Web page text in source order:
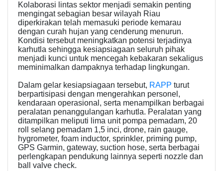
Kolaborasi lintas sektor menjadi semakin penting
mengingat sebagian besar wilayah Riau
diperkirakan telah memasuki periode kemarau
dengan curah hujan yang cenderung menurun.
Kondisi tersebut meningkatkan potensi terjadinya
karhutla sehingga kesiapsiagaan seluruh pihak
menjadi kunci untuk mencegah kebakaran sekaligus
meminimalkan dampaknya terhadap lingkungan.
Dalam gelar kesiapsiagaan tersebut, RAPP turut
berpartisipasi dengan mengerahkan personel,
kendaraan operasional, serta menampilkan berbagai
peralatan penanggulangan karhutla. Peralatan yang
ditampilkan meliputi lima unit pompa pemadam, 20
roll selang pemadam 1,5 inci, drone, rain gauge,
hygrometer, foam inductor, sprinkler, priming pump,
GPS Garmin, gateway, suction hose, serta berbagai
perlengkapan pendukung lainnya seperti nozzle dan
ball valve check.